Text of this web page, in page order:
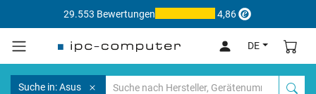
29.553 Bewertungen 4,86
DE
Suche in: Asus